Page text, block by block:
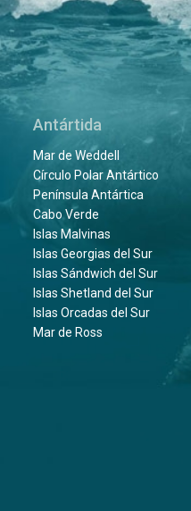
Antártida
Mar de Weddell
Círculo Polar Antártico
Península Antártica
Cabo Verde
Islas Malvinas
Islas Georgias del Sur
Islas Sándwich del Sur
Islas Shetland del Sur
Islas Orcadas del Sur
Mar de Ross